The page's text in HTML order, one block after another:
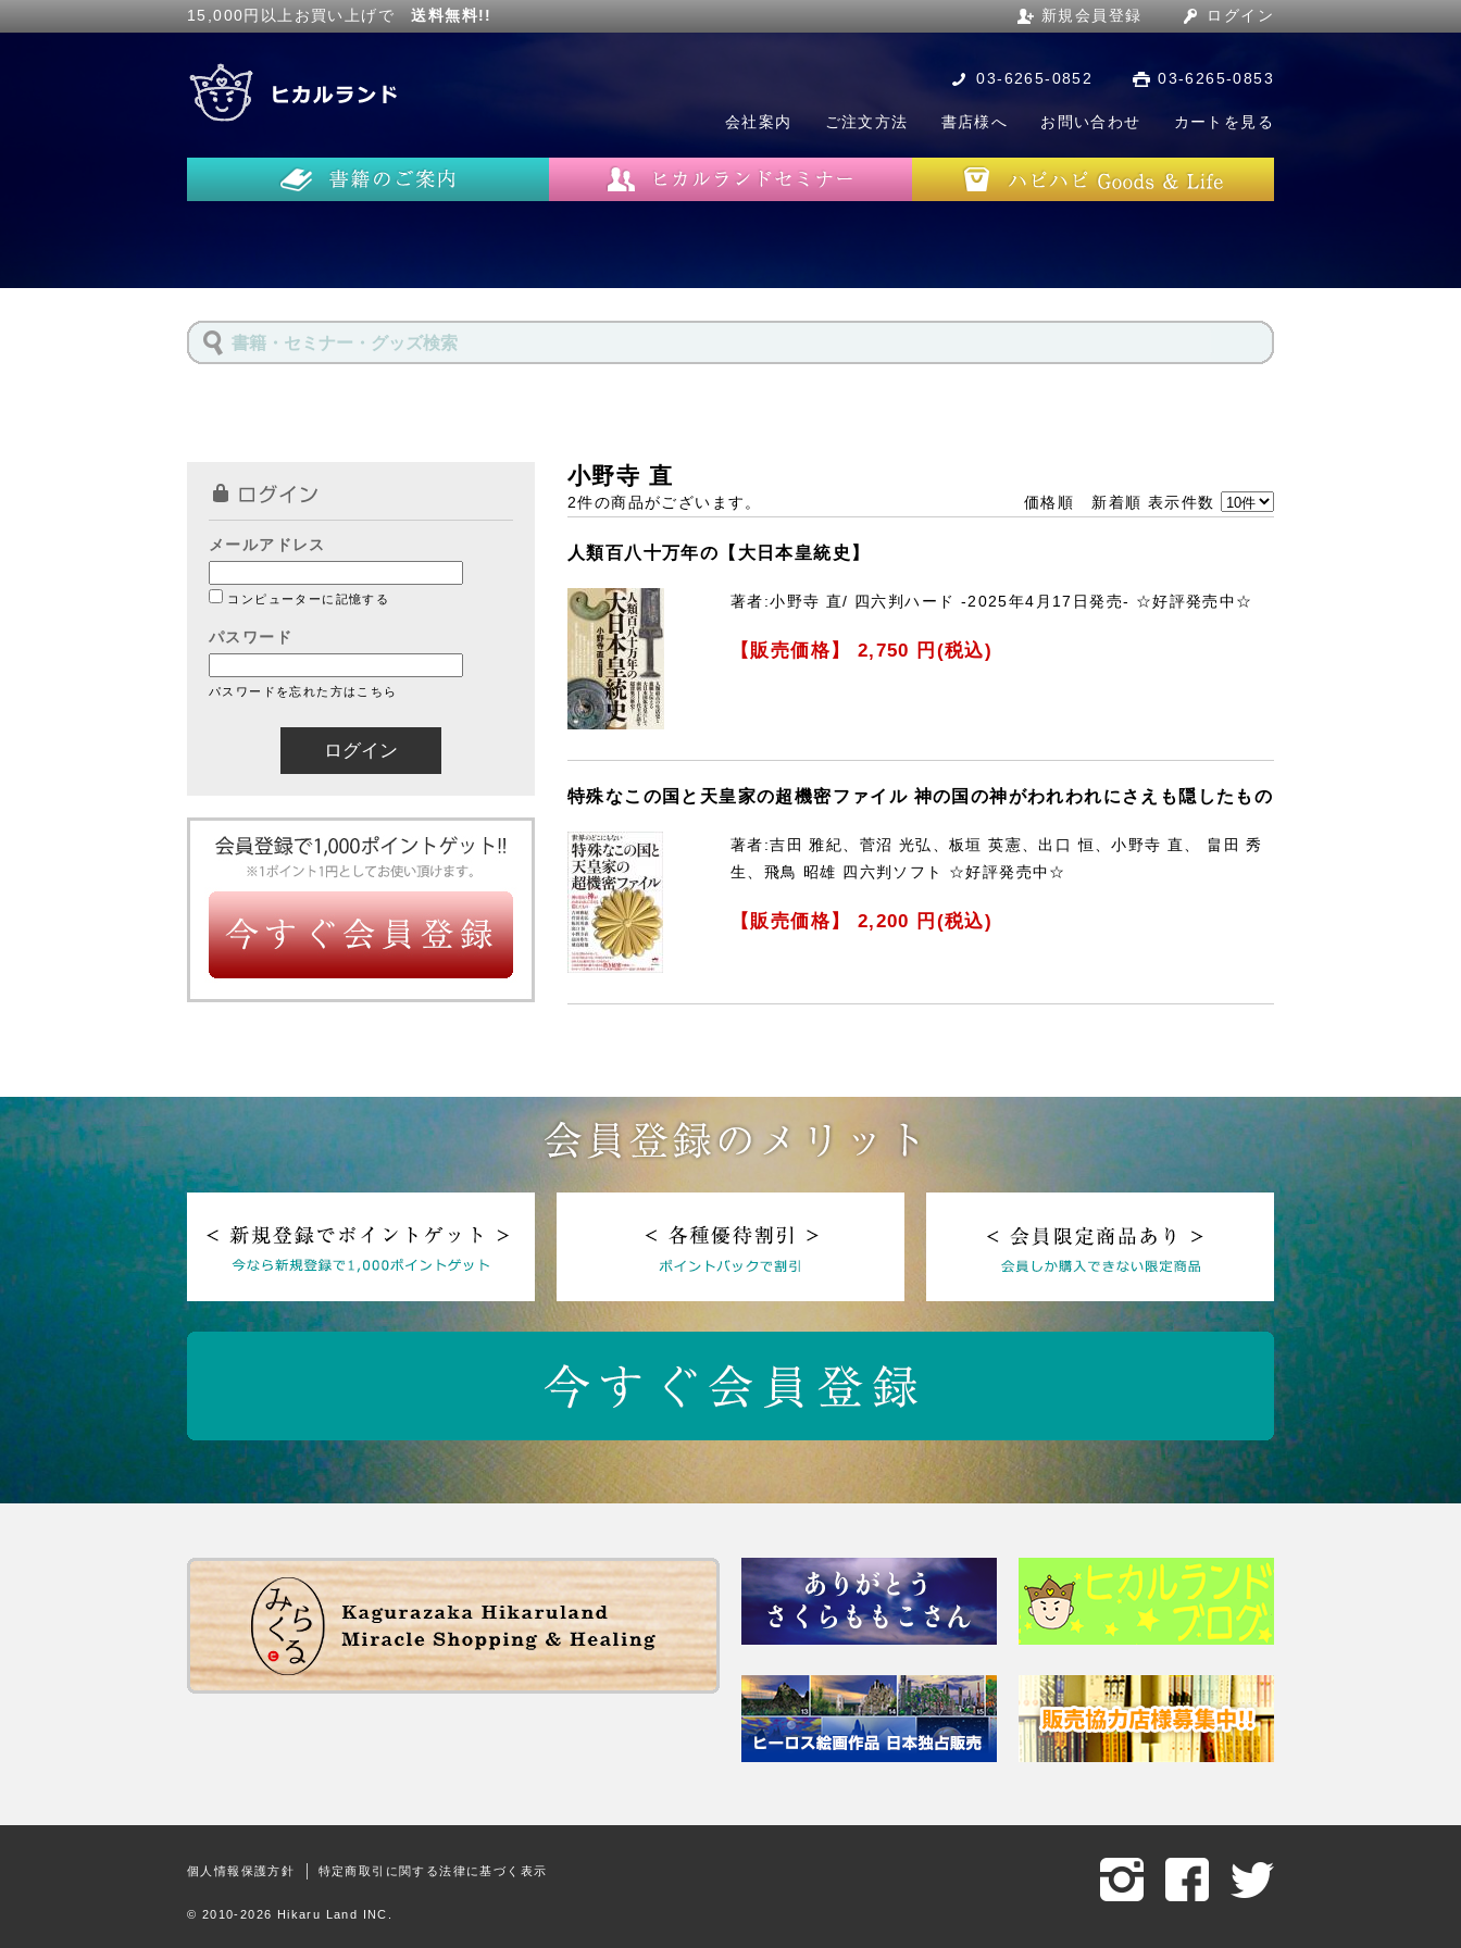
新規会員登録 ログイン
15,000円以上お買い上げで送料無料!!
03-6265-0852 03-6265-0853
会社案内 ご注文方法 書店様へ お問い合わせ カートを見る
メールアドレス
コンピューターに記憶する
パスワード
パスワードを忘れた方はこちら
小野寺 直
価格順 新着順 表示件数
2件の商品がございます。
人類百八十万年の【大日本皇統史】
著者:小野寺 直/ 四六判ハード -2025年4月17日発売- ☆好評発売中☆
【販売価格】 2,750 円(税込)
特殊なこの国と天皇家の超機密ファイル 神の国の神がわれわれにさえも隠したもの
著者:吉田 雅紀、菅沼 光弘、板垣 英憲、出口 恒、小野寺 直、 畠田 秀
生、飛鳥 昭雄 四六判ソフト ☆好評発売中☆
【販売価格】 2,200 円(税込)
個人情報保護方針 特定商取引に関する法律に基づく表示
© 2010-2026 Hikaru Land INC.